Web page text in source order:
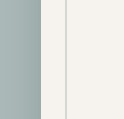
Naarmate
($866
BTC ($139
verkoopdruk